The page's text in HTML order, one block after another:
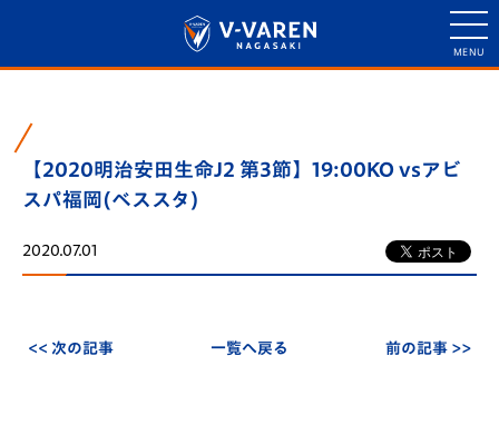
【2020明治安田生命J2 第3節】19:00KO vsアビ
スパ福岡(ベススタ)
2020.07.01
<< 次の記事 一覧へ戻る 前の記事 >>